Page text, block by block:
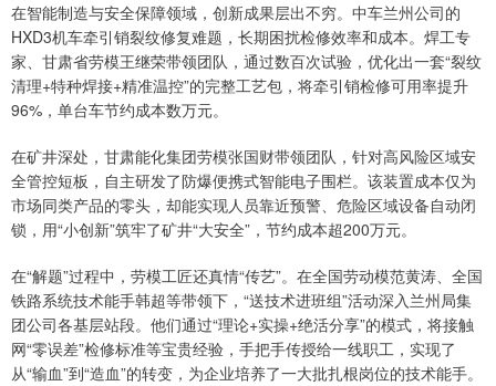
在智能制造与安全保障领域，创新成果层出不穷。中车兰州公司的
HXD3机车牵引销裂纹修复难题，长期困扰检修效率和成本。焊工专
家、甘肃省劳模王继荣带领团队，通过数百次试验，优化出一套“裂纹
清理+特种焊接+精准温控”的完整工艺包，将牵引销检修可用率提升
96%，单台车节约成本数万元。
在矿井深处，甘肃能化集团劳模张国财带领团队，针对高风险区域安
全管控短板，自主研发了防爆便携式智能电子围栏。该装置成本仅为
市场同类产品的零头，却能实现人员靠近预警、危险区域设备自动闭
锁，用“小创新”筑牢了矿井“大安全”，节约成本超200万元。
在“解题”过程中，劳模工匠还真情“传艺”。在全国劳动模范黄涛、全国
铁路系统技术能手韩超等带领下，“送技术进班组”活动深入兰州局集
团公司各基层站段。他们通过“理论+实操+绝活分享”的模式，将接触
网“零误差”检修标准等宝贵经验，手把手传授给一线职工，实现了
从“输血”到“造血”的转变，为企业培养了一大批扎根岗位的技术能手。